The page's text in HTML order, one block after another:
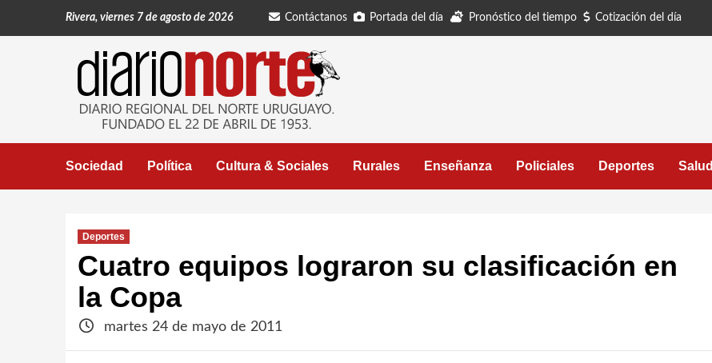
Rivera, viernes 7 de agosto de 2026 Contáctanos Portada del día Pronóstico del tiempo Cotización del día
Sociedad Política Cultura & Sociales Rurales Enseñanza Policiales Deportes Salud
Deportes
Cuatro equipos lograron su clasificación en
la Copa
martes 24 de mayo de 2011